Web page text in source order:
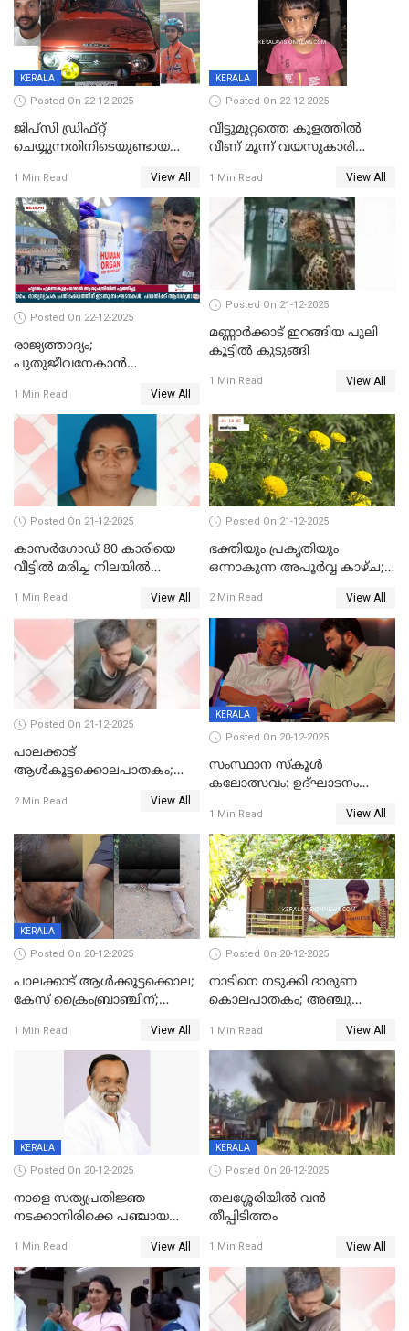
KERALA
Posted On 22-12-2025
ജിപ്സി ഡ്രിഫ്റ്റ്
ചെയ്യുന്നതിനിടെയുണ്ടായ
ദാരുണാന്ത്യം; ജീപ്സി
ഓടിച്ചയാൾ അറസ്റ്റിൽ.
1 Min Read View All
KERALA
Posted On 22-12-2025
വീട്ടുമുറ്റത്തെ കുളത്തിൽ
വീണ് മൂന്ന് വയസുകാരി
1 Min Read View All
Posted On 22-12-2025
രാജ്യത്താദ്യം;
പുതുജീവനേകാൻ
എറണാകുളം സർക്കാർ
ജനറൽ
ആശുപത്രിയിലെത്തിച്ചു
1 Min Read View All
Posted On 21-12-2025
മണ്ണാർക്കാട് ഇറങ്ങിയ പുലി
കൂട്ടിൽ കുടുങ്ങി
1 Min Read View All
Posted On 21-12-2025
കാസർഗോഡ് 80 കാരിയെ
വീട്ടിൽ മരിച്ച നിലയിൽ
1 Min Read View All
Posted On 21-12-2025
ഭക്തിയും പ്രകൃതിയും
ഒന്നാകുന്ന അപൂര്‍വ്വ കാഴ്ച;
കാഴ്ചാനുഭവമൊരുക്കി
ശബരീ നന്ദനം
2 Min Read View All
Posted On 21-12-2025
പാലക്കാട്‌
ആൾകൂട്ടക്കൊലപാതകം;
ഊർജ്ജിതമാക്കിമാക്കി
2 Min Read View All
KERALA
Posted On 20-12-2025
സംസ്ഥാന സ്കൂൾ
കലോത്സവം: ഉദ്ഘാടനം
മുഖ്യാതിഥിയായി
മോഹൻലാൽ
1 Min Read View All
KERALA
Posted On 20-12-2025
പാലക്കാട് ആൾക്കൂട്ടക്കൊല;
കേസ് ക്രൈംബ്രാഞ്ചിന്;
അന്വേഷിക്കും
1 Min Read View All
Posted On 20-12-2025
നാടിനെ നടുക്കി ദാരുണ
കൊലപാതകം; അഞ്ചു
കഴുത്തുഞെരിച്ച് കൊന്നു
1 Min Read View All
KERALA
Posted On 20-12-2025
നാളെ സത്യപ്രതിജ്ഞ
നടക്കാനിരിക്കെ പഞ്ചായത്ത്
1 Min Read View All
KERALA
Posted On 20-12-2025
തലശ്ശേരിയിൽ വൻ
തീപ്പിടിത്തം
1 Min Read View All